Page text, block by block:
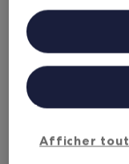
personnalisés, mesure
études d’audience et
Liste de nos
Afficher